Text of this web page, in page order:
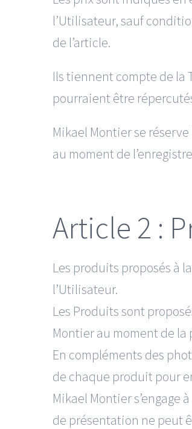
l’Utilisateur, sauf
de l’article.
Ils tiennent compte de la
pourraient être
Mikael Montier se
au moment de
Article 2 :
Les produits proposés à
l’Utilisateur.
Les Produits sont
Montier au moment de
En compléments des
de chaque produit pour
Mikael Montier
de présentation ne peut